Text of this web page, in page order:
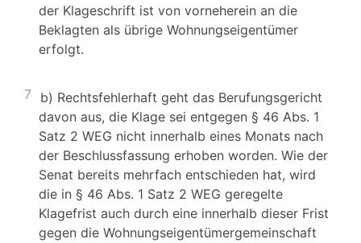
der Klageschrift ist von vorneherein an die
Beklagten als übrige Wohnungseigentümer
erfolgt.
7
b) Rechtsfehlerhaft geht das Berufungsgericht
davon aus, die Klage sei entgegen § 46 Abs. 1
Satz 2 WEG nicht innerhalb eines Monats nach
der Beschlussfassung erhoben worden. Wie der
Senat bereits mehrfach entschieden hat, wird
die in § 46 Abs. 1 Satz 2 WEG geregelte
Klagefrist auch durch eine innerhalb dieser Frist
gegen die Wohnungseigentümergemeinschaft